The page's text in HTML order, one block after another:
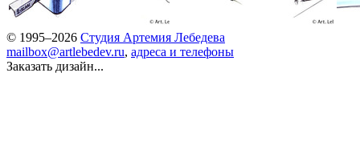
© 1995–2026 Студия Артемия Лебедева
mailbox@artlebedev.ru, адреса и телефоны
Заказать дизайн...